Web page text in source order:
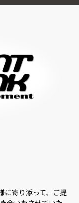
に寄り添って、ご提